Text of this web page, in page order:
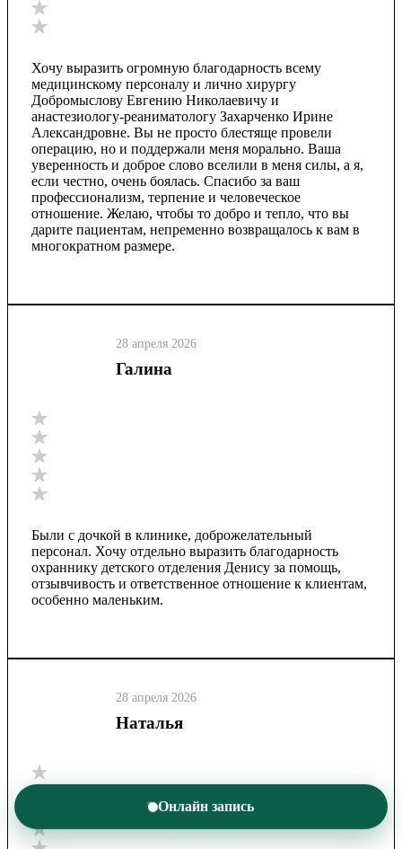
Хочу выразить огромную благодарность всему
медицинскому персоналу и лично хирургу
Добромыслову Евгению Николаевичу и
анастезиологу-реаниматологу Захарченко Ирине
Александровне. Вы не просто блестяще провели
операцию, но и поддержали меня морально. Ваша
уверенность и доброе слово вселили в меня силы, а я,
если честно, очень боялась. Спасибо за ваш
профессионализм, терпение и человеческое
отношение. Желаю, чтобы то добро и тепло, что вы
дарите пациентам, непременно возвращалось к вам в
многократном размере.
28 апреля 2026
Галина
Были с дочкой в клинике, доброжелательный
персонал. Хочу отдельно выразить благодарность
охраннику детского отделения Денису за помощь,
отзывчивость и ответственное отношение к клиентам,
особенно маленьким.
28 апреля 2026
Наталья
Онлайн запись